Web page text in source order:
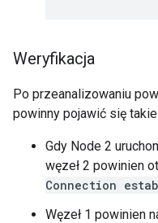
Weryfikacja
Po przeanalizowaniu
powinny pojawić się
Gdy Node 2
węzeł 2 powinien
Connection
Węzeł 1 powinien